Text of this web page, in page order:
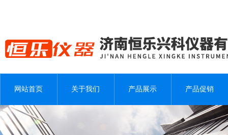
网站首页 关于我们 产品展示 产品促销